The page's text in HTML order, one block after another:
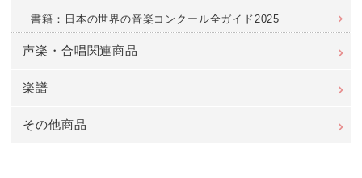
書籍：日本の世界の音楽コンクール全ガイド2025
声楽・合唱関連商品
楽譜
その他商品